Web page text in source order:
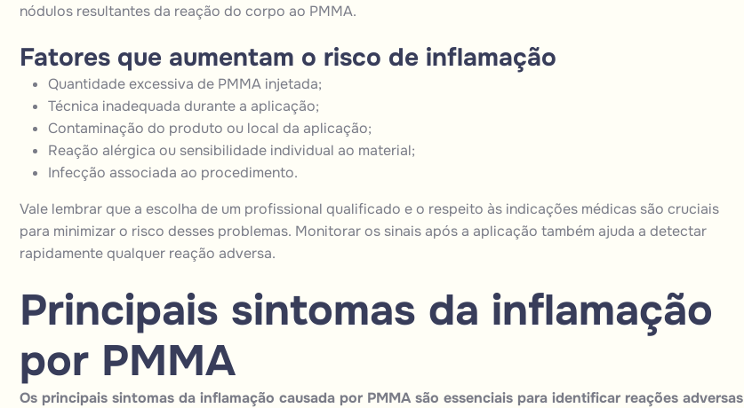
nódulos resultantes da reação do corpo ao PMMA.
Fatores que aumentam o risco de inflamação
Quantidade excessiva de PMMA injetada;
Técnica inadequada durante a aplicação;
Contaminação do produto ou local da aplicação;
Reação alérgica ou sensibilidade individual ao material;
Infecção associada ao procedimento.
Vale lembrar que a escolha de um profissional qualificado e o respeito às indicações médicas são cruciais
para minimizar o risco desses problemas. Monitorar os sinais após a aplicação também ajuda a detectar
rapidamente qualquer reação adversa.
Principais sintomas da inflamação
por PMMA
Os principais sintomas da inflamação causada por PMMA são essenciais para identificar reações adversas